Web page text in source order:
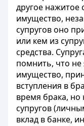
другое нажитое
имущество,
супругов оно
или кем из
средства.
помнить, что
имущество,
вступления в
время брака, но
супругов
вклад в банке,